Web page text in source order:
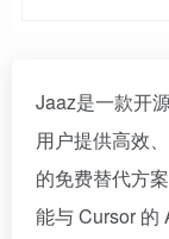
Jaaz是一款开
用户提供高效
的免费替代方
能与 Cursor 的